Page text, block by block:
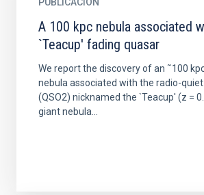
A 100 kpc nebula associated
`Teacup' fading quasar
We report the discovery of an ˜100
nebula associated with the radio-
(QSO2) nicknamed the `Teacup' (z =
giant nebula...